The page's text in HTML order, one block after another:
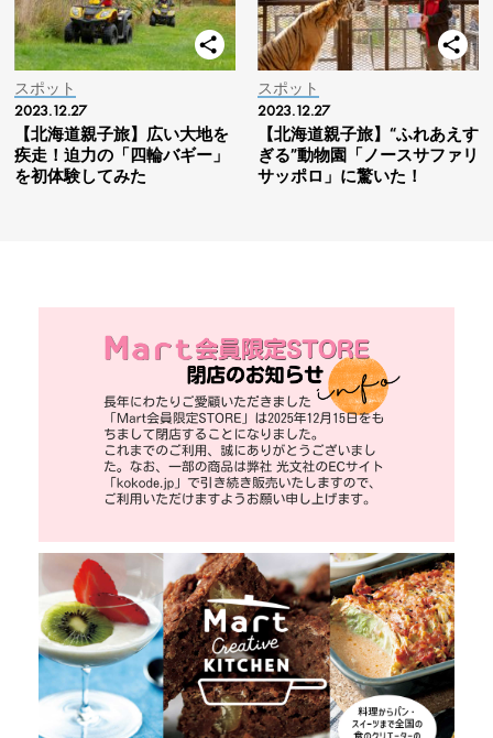
スポット
2023.12.27
【北海道親子旅】広い大地を
疾走！迫力の「四輪バギー」
を初体験してみた
スポット
2023.12.27
【北海道親子旅】“ふれあえす
ぎる”動物園「ノースサファリ
サッポロ」に驚いた！